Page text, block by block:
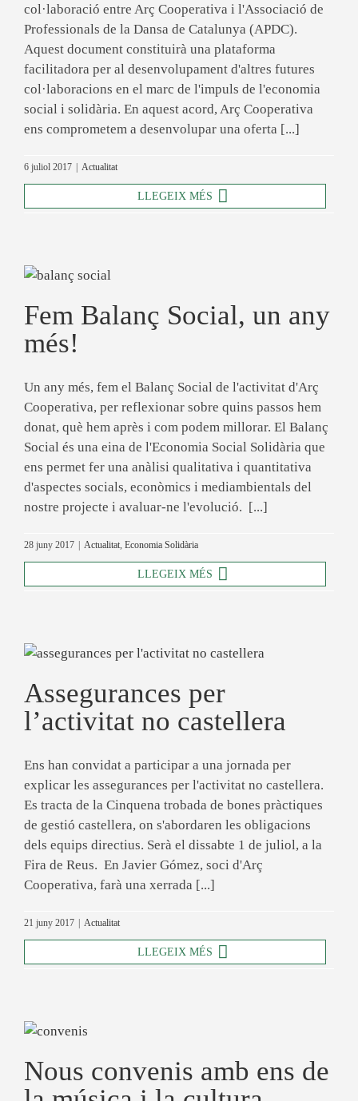
col·laboració entre Arç Cooperativa i l'Associació de
Professionals de la Dansa de Catalunya (APDC).
Aquest document constituirà una plataforma
facilitadora per al desenvolupament d'altres futures
col·laboracions en el marc de l'impuls de l'economia
social i solidària. En aquest acord, Arç Cooperativa
ens comprometem a desenvolupar una oferta [...]
6 juliol 2017 Actualitat
LLEGEIX MÉS
Fem Balanç Social, un any
més!
Un any més, fem el Balanç Social de l'activitat d'Arç
Cooperativa, per reflexionar sobre quins passos hem
donat, què hem après i com podem millorar. El Balanç
Social és una eina de l'Economia Social Solidària que
ens permet fer una anàlisi qualitativa i quantitativa
d'aspectes socials, econòmics i mediambientals del
nostre projecte i avaluar-ne l'evolució. [...]
28 juny 2017 Actualitat, Economia Solidària
LLEGEIX MÉS
Assegurances per
l’activitat no castellera
Ens han convidat a participar a una jornada per
explicar les assegurances per l'activitat no castellera.
Es tracta de la Cinquena trobada de bones pràctiques
de gestió castellera, on s'abordaren les obligacions
dels equips directius. Serà el dissabte 1 de juliol, a la
Fira de Reus. En Javier Gómez, soci d'Arç
Cooperativa, farà una xerrada [...]
21 juny 2017 Actualitat
LLEGEIX MÉS
Nous convenis amb ens de